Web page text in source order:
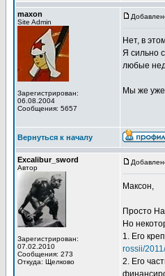
maxon
Site Admin
Зарегистрирован:
06.08.2004
Сообщения: 5657
Нет, в
Я сильно
любые
Мы же уже
Вернуться к началу
Excalibur_sword
Автор
Зарегистрирован:
07.02.2010
Сообщения: 273
Откуда: Щелково
Максон,
Просто
Но
1. Его
rossii/
2. Его